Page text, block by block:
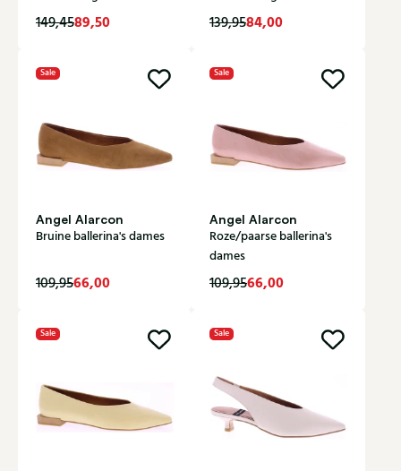
149,4589,50 139,9584,00
Sale
Angel Alarcon
Bruine ballerina's dames
109,9566,00
Sale
Angel Alarcon
Roze/paarse ballerina's
dames
109,9566,00
Sale Sale